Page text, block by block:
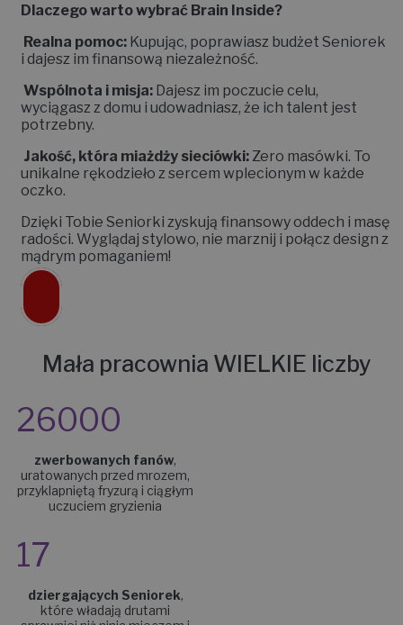
Dlaczego warto wybrać Brain Inside?
Realna pomoc: Kupując, poprawiasz budżet Seniorek
i dajesz im finansową niezależność.
Wspólnota i misja: Dajesz im poczucie celu,
wyciągasz z domu i udowadniasz, że ich talent jest
potrzebny.
Jakość, która miażdży sieciówki: Zero masówki. To
unikalne rękodzieło z sercem wplecionym w każde
oczko.
Dzięki Tobie Seniorki zyskują finansowy oddech i masę
radości. Wyglądaj stylowo, nie marznij i połącz design z
mądrym pomaganiem!
Mała pracownia WIELKIE liczby
26000
zwerbowanych fanów,
uratowanych przed mrozem,
przyklapniętą fryzurą i ciągłym
uczuciem gryzienia
17
dziergających Seniorek,
które władają drutami